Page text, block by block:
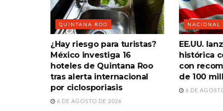
QUINTANA ROO
¿Hay riesgo para turistas?
México investiga 16
hoteles de Quintana Roo
tras alerta internacional
por ciclosporiasis
6 DE AGOSTO DE 2026
NACIONAL
EE.UU.
histórica
con
de 100
6 DE